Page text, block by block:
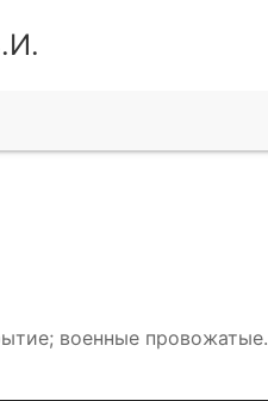
военные провожатые.